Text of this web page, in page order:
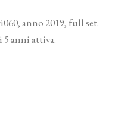
anno 2019, full set.
5 anni attiva.